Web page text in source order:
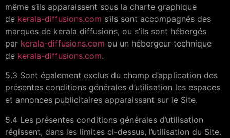
même s’ils apparaissent sous la charte graphique
de kerala-diffusions.com s’ils sont accompagnés des
marques de kerala diffusions, ou s’ils sont hébergés
par kerala-diffusions.com ou un hébergeur technique
de kerala-diffusions.com.
5.3 Sont également exclus du champ d’application des
présentes conditions générales d’utilisation les espaces
et annonces publicitaires apparaissant sur le Site.
5.4 Les présentes conditions générales d’utilisation
régissent, dans les limites ci-dessus, l’utilisation du Site.